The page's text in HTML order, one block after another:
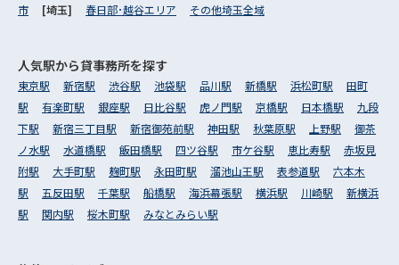
市
[埼玉] 春日部･越谷エリア その他埼玉全域
人気駅から貸事務所を探す
東京駅 新宿駅 渋谷駅 池袋駅 品川駅 新橋駅 浜松町駅
田町
駅
有楽町駅 銀座駅 日比谷駅 虎ノ門駅 京橋駅 日本橋駅
九段
下駅
新宿三丁目駅 新宿御苑前駅 神田駅 秋葉原駅 上野駅
御茶
ノ水駅
水道橋駅 飯田橋駅 四ツ谷駅 市ケ谷駅 恵比寿駅
赤坂見
附駅
大手町駅 麹町駅 永田町駅 溜池山王駅 表参道駅
六本木
駅
五反田駅 千葉駅 船橋駅 海浜幕張駅 横浜駅 川崎駅
新横浜
駅
関内駅 桜木町駅 みなとみらい駅